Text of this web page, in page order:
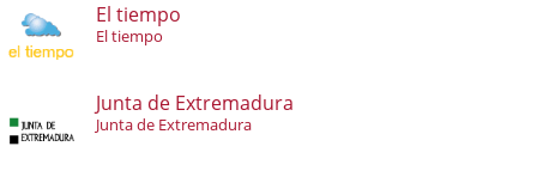
El tiempo
El tiempo
Junta de Extremadura
Junta de Extremadura